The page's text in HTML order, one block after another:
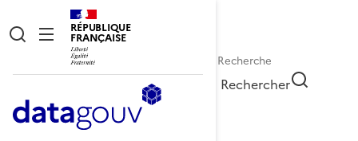
RÉPUBLIQUE
FRANÇAISE
Rechercher